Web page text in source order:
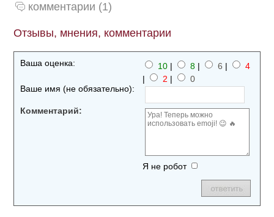
комментарии (1)
Отзывы, мнения, комментарии
Ваша оценка: 10 | 8 | 6 |
4
|
2 |
0
Ваше имя (не обязательно):
Комментарий:
Я не робот